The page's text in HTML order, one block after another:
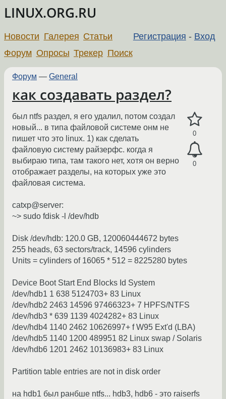
LINUX.ORG.RU
Регистрация - Вход
Новости Галерея Статьи
Форум Опросы Трекер Поиск
Форум — General
как создавать раздел?
0
0
был ntfs раздел, я его удалил, потом создал
новый... в типа файловой системе онм не
пишет что это linux. 1) как сделать
файловую систему райзерфс. когда я
выбираю типа, там такого нет, хотя он верно
отображает разделы, на которых уже это
файловая система.
catxp@server:
~> sudo fdisk -l /dev/hdb
Disk /dev/hdb: 120.0 GB, 120060444672 bytes
255 heads, 63 sectors/track, 14596 cylinders
Units = cylinders of 16065 * 512 = 8225280 bytes
Device Boot Start End Blocks Id System
/dev/hdb1 1 638 5124703+ 83 Linux
/dev/hdb2 2463 14596 97466323+ 7 HPFS/NTFS
/dev/hdb3 * 639 1139 4024282+ 83 Linux
/dev/hdb4 1140 2462 10626997+ f W95 Ext'd (LBA)
/dev/hdb5 1140 1200 489951 82 Linux swap / Solaris
/dev/hdb6 1201 2462 10136983+ 83 Linux
Partition table entries are not in disk order
на hdb1 был ранбше ntfs... hdb3, hdb6 - это raiserfs